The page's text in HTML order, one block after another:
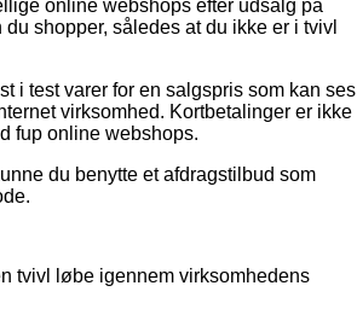
online webshops efter udsalg på
shopper, således at du ikke er i tvivl
i test varer for en salgspris som kan ses
virksomhed. Kortbetalinger er ikke
fup online webshops.
du benytte et afdragstilbud som
tvivl løbe igennem virksomhedens